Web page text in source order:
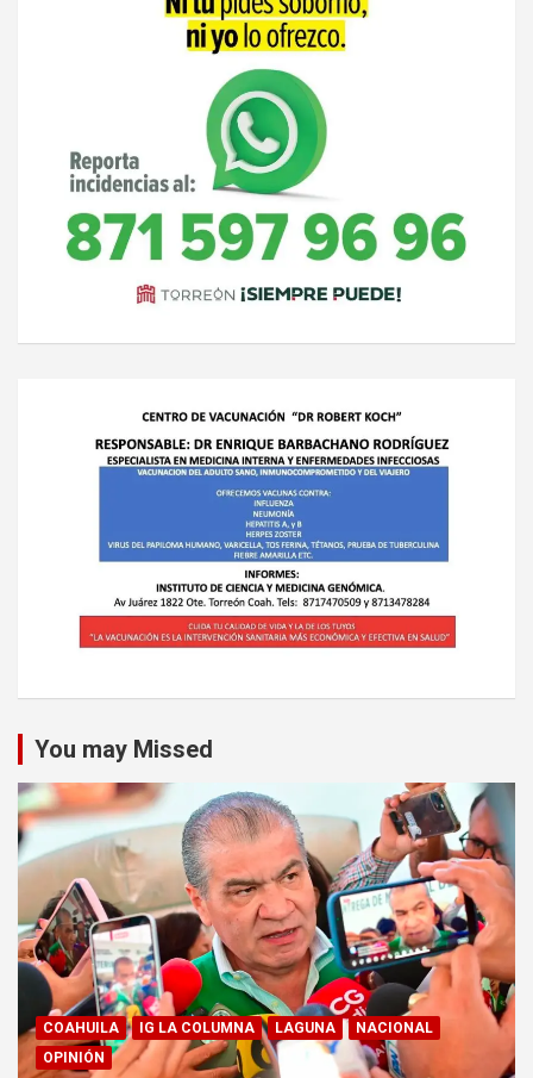
You may Missed
COAHUILA IG LA COLUMNA LAGUNA
NACIONAL
OPINIÓN